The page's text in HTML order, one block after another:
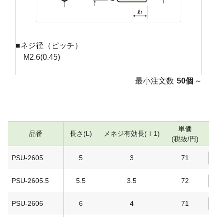
■ネジ径（ピッチ）
M2.6(0.45)
最小注文数 50個 ～
品番 長さ(L) メネジ有効長(ｌ1)
単価
(税抜/円)
PSU-2605 5 3 71
PSU-2605.5 5.5 3.5 72
PSU-2606 6 4 71